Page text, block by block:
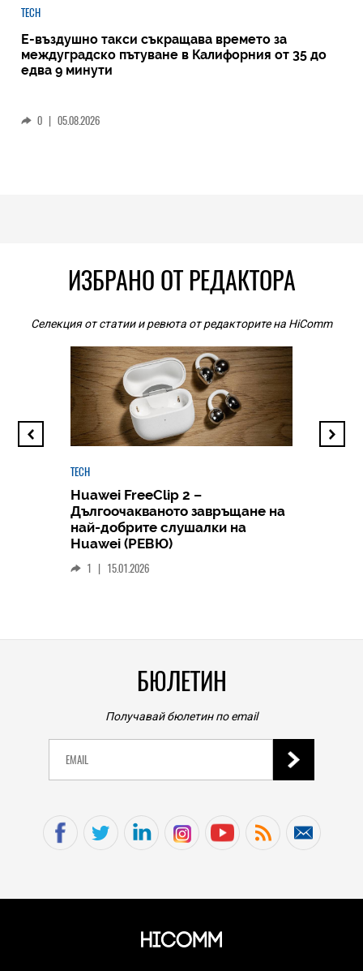
TECH
Е-въздушно такси съкращава времето за
междуградско пътуване в Калифорния от 35 до
едва 9 минути
0 | 05.08.2026
ИЗБРАНО ОТ РЕДАКТОРА
Селекция от статии и ревюта от редакторите на HiComm
TECH
Huawei FreeClip 2 –
Дългоочакваното завръщане на
най-добрите слушалки на
Huawei (РЕВЮ)
1 | 15.01.2026
БЮЛЕТИН
Получавай бюлетин по email